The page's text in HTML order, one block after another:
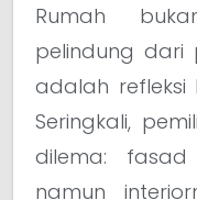
Rumah
pelindung dari
adalah refleksi
Seringkali,
dilema:
namun